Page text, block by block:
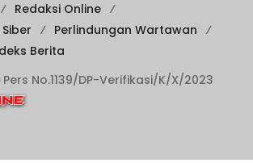
Redaksi Online
Perlindungan Wartawan
Berita
No.1139/DP-Verifikasi/K/X/2023